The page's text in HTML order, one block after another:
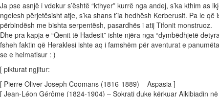
Ja pse asnjë i vdekur s’është “kthyer” kurrë nga andej, s’ka kthim as
ngelesh përjetësisht atje, s’ka shans t’ia hedhësh Kerberusit. Pa le
përbindësh me bishta serpentësh, pasardhës i atij Tifonit monstruoz.
Dhe pra kapja e “Qenit të Hadesit” ishte njëra nga “dymbëdhjetë
fsheh faktin që Heraklesi ishte aq i famshëm për aventurat e
se e helmatisur : )
[ pikturat ngjitur:
[ Pierre Oliver Joseph Coomans (1816-1889) – Aspasia ]
[ Jean-Léon Gérôme (1824-1904) – Sokrati duke kërkuar Alkibiadin